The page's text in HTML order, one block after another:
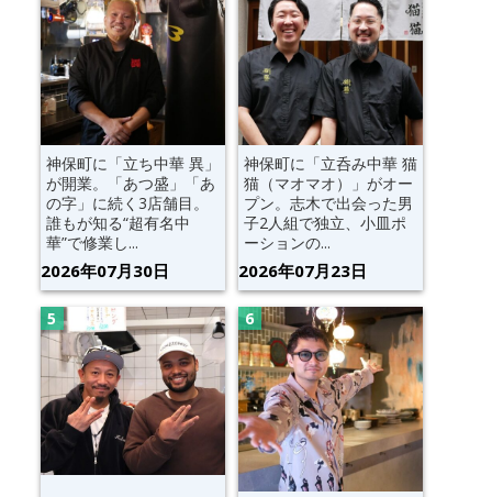
神保町に「立ち中華 異」
が開業。「あつ盛」「あ
の字」に続く3店舗目。
誰もが知る“超有名中
華”で修業し...
2026年07月30日
神保町に「立呑み中華 猫
猫（マオマオ）」がオー
プン。志木で出会った男
子2人組で独立、小皿ポ
ーションの...
2026年07月23日